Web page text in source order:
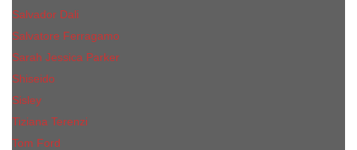
Salvador Dali
Salvatore Ferragamo
Sarah Jessica Parker
Shiseido
Sisley
Tiziana Terenzi
Tom Ford